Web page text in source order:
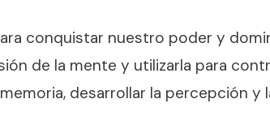
conquistar nuestro poder y
de la mente y utilizarla para
desarrollar la percepción y